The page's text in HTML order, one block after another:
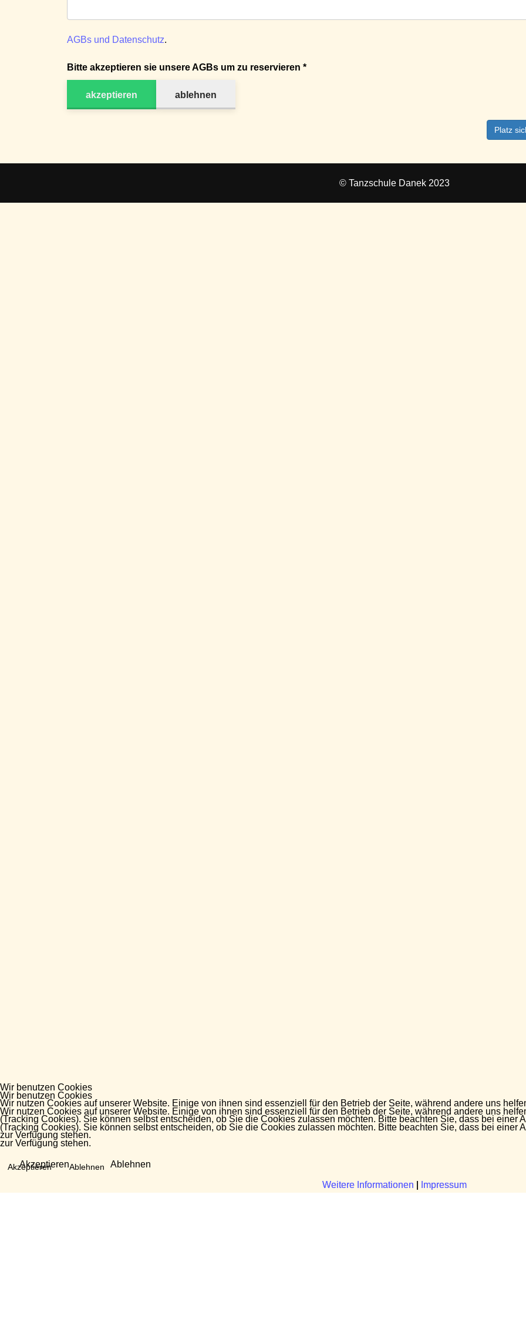
AGBs und Datenschutz.
Bitte akzeptieren sie unsere AGBs um zu reservieren *
akzeptieren ablehnen
Wir benutzen Cookies
Wir nutzen Cookies auf unserer Website. Einige von ihnen sind essenziell für den Betrieb der Seite, während andere uns
(Tracking Cookies). Sie können selbst entscheiden, ob Sie die Cookies zulassen möchten. Bitte beachten Sie, dass bei
zur Verfügung stehen.
Akzeptieren Ablehnen
Weitere Informationen Impressum
Platz
© Tanzschule Danek 2023
Wir benutzen Cookies
Wir nutzen Cookies auf unserer Website. Einige von ihnen sind essenziell für den Betrieb der Seite, während andere uns
(Tracking Cookies). Sie können selbst entscheiden, ob Sie die Cookies zulassen möchten. Bitte beachten Sie, dass bei
zur Verfügung stehen.
Akzeptieren Ablehnen
Weitere Informationen Impressum